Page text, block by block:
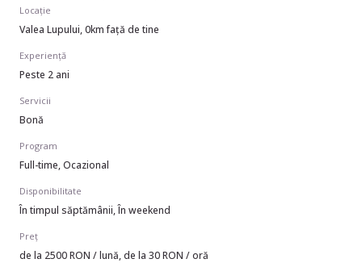
Locație
Valea Lupului, 0km față de tine
Experiență
Peste 2 ani
Servicii
Bonă
Program
Full-time, Ocazional
Disponibilitate
În timpul săptămânii, În weekend
Preț
de la 2500 RON / lună, de la 30 RON / oră